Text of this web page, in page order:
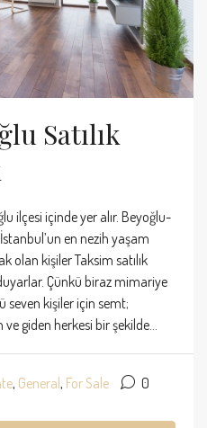
Satılık
ilçesi içinde yer alır. Beyoğlu-
en nezih yaşam
olan kişiler Taksim satılık
Çünkü biraz mimariye
seven kişiler için semt;
giden herkesi bir şekilde...
, General, For Sale 0